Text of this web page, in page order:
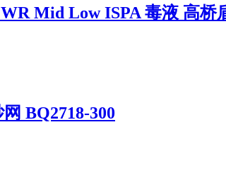
Mid Low ISPA 毒液 高桥
BQ2718-300